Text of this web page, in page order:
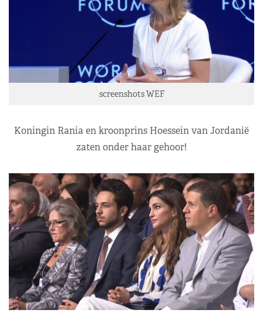
screenshots WEF
Koningin Rania en kroonprins Hoessein van Jordanië
zaten onder haar gehoor!